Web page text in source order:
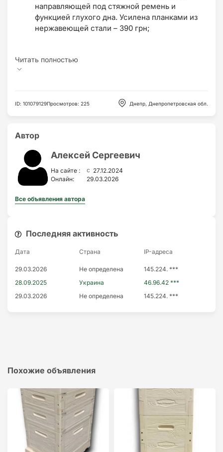
направляющей под стяжной ремень и
функцией глухого дна. Усилена планками из
нержавеющей стали – 390 грн;
ID: 101079129Просмотров: 225 Днепр, Днепропетровская обл.
Автор
Алексей Сергеевич
На сайте : c 27.12.2024
Онлайн:
29.03.2026
Все объявления автора
Последняя активность
Дата Страна IP-адресa
29.03.2026 Не определена
145.224. ***
28.09.2025
Украина
46.96.42 ***
29.03.2026
Не определена 145.224. ***
Похожие объявления